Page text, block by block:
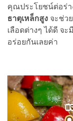
คุณประโยชน์ต่อร่า
ธาตุเหล็กสูง จะช่ว
เลือดต่างๆ ได้ดี จ
อร่อยกันเลยค่า